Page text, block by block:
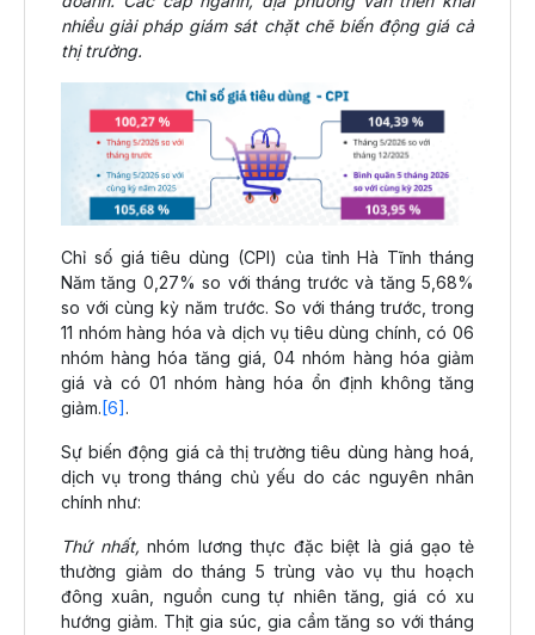
nhiều giải pháp giám sát chặt chẽ biến động giá cả
thị trường.
Chỉ số giá tiêu dùng (CPI) của tỉnh Hà Tĩnh tháng
Năm tăng 0,27% so với tháng trước và tăng 5,68%
so với cùng kỳ năm trước. So với tháng trước, trong
11 nhóm hàng hóa và dịch vụ tiêu dùng chính, có 06
nhóm hàng hóa tăng giá, 04 nhóm hàng hóa giảm
giá và có 01 nhóm hàng hóa ổn định không tăng
giảm. [6] .
Sự biến động giá cả thị trường tiêu dùng hàng hoá,
dịch vụ trong tháng chủ yếu do các nguyên nhân
chính như:
Thứ nhất, nhóm lương thực đặc biệt là giá gạo tẻ
thường giảm do tháng 5 trùng vào vụ thu hoạch
đông xuân, nguồn cung tự nhiên tăng, giá có xu
hướng giảm. Thịt gia súc, gia cầm tăng so với tháng